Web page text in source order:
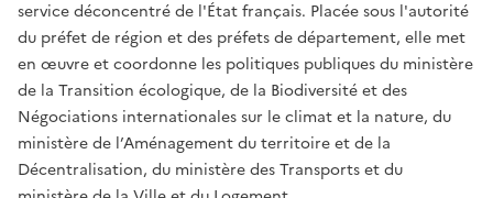
service déconcentré de l'État français. Placée sous l'autorité
du préfet de région et des préfets de département, elle met
en œuvre et coordonne les politiques publiques du ministère
de la Transition écologique, de la Biodiversité et des
Négociations internationales sur le climat et la nature, du
ministère de l’Aménagement du territoire et de la
Décentralisation, du ministère des Transports et du